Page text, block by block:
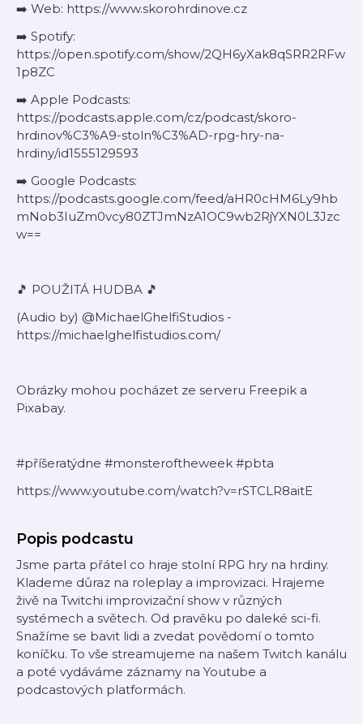
➡️ Web: https://www.skorohrdinove.cz
➡️ Spotify:
https://open.spotify.com/show/2QH6yXak8qSRR2RFw
1p8ZC
➡️ Apple Podcasts:
https://podcasts.apple.com/cz/podcast/skoro-
hrdinov%C3%A9-stoln%C3%AD-rpg-hry-na-
hrdiny/id1555129593
➡️ Google Podcasts:
https://podcasts.google.com/feed/aHR0cHM6Ly9hb
mNob3IuZm0vcy80ZTJmNzA1OC9wb2RjYXN0L3Jzc
w==
🎵 POUŽITÁ HUDBA 🎵
(Audio by) @MichaelGhelfiStudios -
https://michaelghelfistudios.com/
Obrázky mohou pocházet ze serveru Freepik a
Pixabay.
#příšeratýdne #monsteroftheweek #pbta
https://www.youtube.com/watch?v=rSTCLR8aitE
Popis podcastu
Jsme parta přátel co hraje stolní RPG hry na hrdiny.
Klademe důraz na roleplay a improvizaci. Hrajeme
živě na Twitchi improvizační show v různých
systémech a světech. Od pravěku po daleké sci-fi.
Snažíme se bavit lidi a zvedat povědomí o tomto
koníčku. To vše streamujeme na našem Twitch kanálu
a poté vydáváme záznamy na Youtube a
podcastových platformách.